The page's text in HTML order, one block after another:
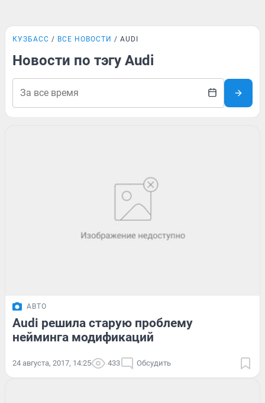
КУЗБАСС ВСЕ НОВОСТИ AUDI
Новости по тэгу Audi
АВТО
Audi решила старую проблему
нейминга модификаций
24 августа, 2017, 14:25 433 Обсудить